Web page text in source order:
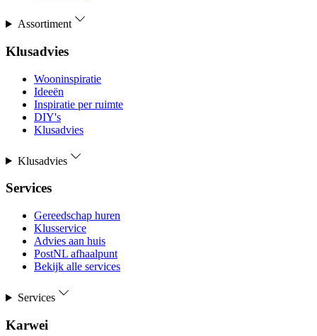
Assortiment
Klusadvies
Wooninspiratie
Ideeën
Inspiratie per ruimte
DIY's
Klusadvies
Klusadvies
Services
Gereedschap huren
Klusservice
Advies aan huis
PostNL afhaalpunt
Bekijk alle services
Services
Karwei